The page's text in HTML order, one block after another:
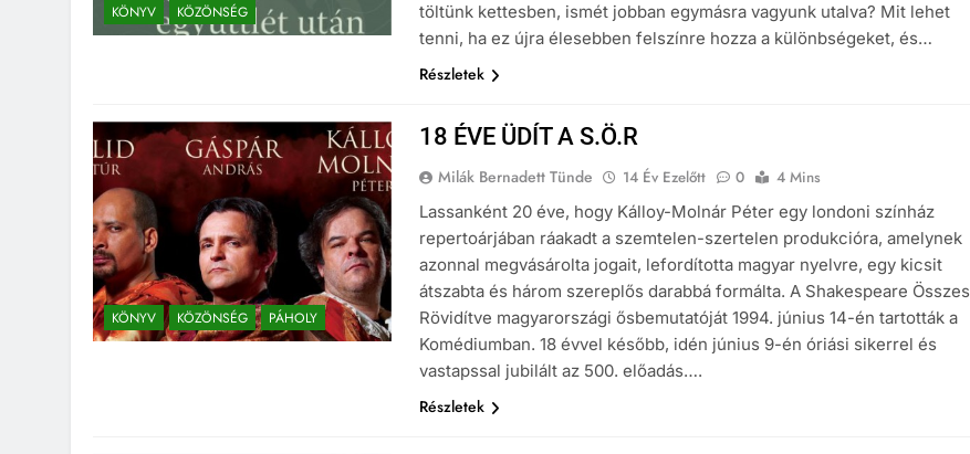
KÖNYV KÖZÖNSÉG
töltünk kettesben, ismét jobban egymásra vagyunk utalva? Mit lehet
tenni, ha ez újra élesebben felszínre hozza a különbségeket, és…
Részletek
KÖNYV KÖZÖNSÉG PÁHOLY
18 ÉVE ÜDÍT A S.Ö.R
Milák Bernadett Tünde 14 Év Ezelőtt 0
4 Mins
Lassanként 20 éve, hogy Kálloy-Molnár Péter egy londoni színház
repertoárjában ráakadt a szemtelen-szertelen produkcióra, amelynek
azonnal megvásárolta jogait, lefordította magyar nyelvre, egy kicsit
átszabta és három szereplős darabbá formálta. A Shakespeare Összes
Rövidítve magyarországi ősbemutatóját 1994. június 14-én tartották a
Komédiumban. 18 évvel később, idén június 9-én óriási sikerrel és
vastapssal jubilált az 500. előadás….
Részletek